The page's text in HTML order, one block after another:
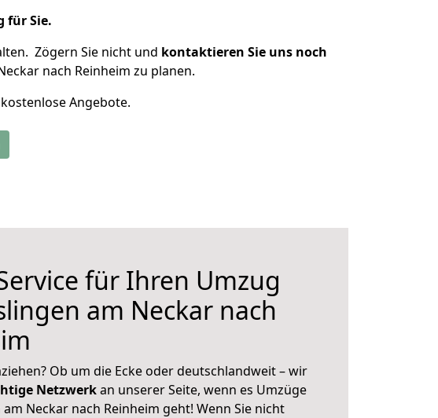
für Sie.
Zögern Sie nicht und kontaktieren Sie uns noch
nach Reinheim zu planen.
Angebote.
für Ihren Umzug
am Neckar nach
Ob um die Ecke oder deutschlandweit – wir
Netzwerkan unserer Seite, wenn es Umzüge
Neckar nach Reinheim geht! Wenn Sie nicht